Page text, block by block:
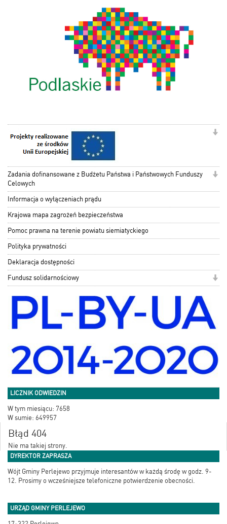
Zadania dofinansowane z Budżetu Państwa i Państwowych Funduszy
Celowych
Informacja o wyłączeniach prądu
Krajowa mapa zagrożeń bezpieczeństwa
Pomoc prawna na terenie powiatu siemiatyckiego
Polityka prywatności
Deklaracja dostępności
Fundusz solidarnościowy
LICZNIK ODWIEDZIN
W tym miesiącu: 7658
W sumie: 649957
Błąd 404
Nie ma takiej strony.
DYREKTOR ZAPRASZA
Wójt Gminy Perlejewo przyjmuje interesantów w każdą środę w godz. 9-
12. Prosimy o wcześniejsze telefoniczne potwierdzenie obecności.
URZĄD GMINY PERLEJEWO